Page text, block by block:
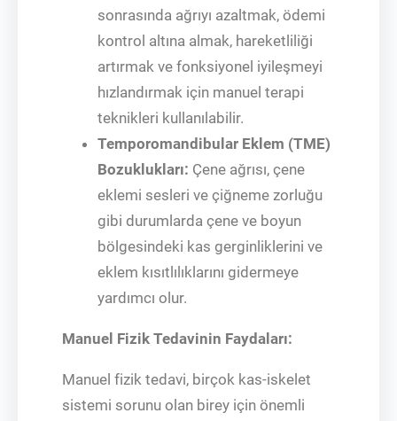
sonrasında ağrıyı azaltmak, ödemi
kontrol altına almak, hareketliliği
artırmak ve fonksiyonel iyileşmeyi
hızlandırmak için manuel terapi
teknikleri kullanılabilir.
Temporomandibular Eklem (TME)
Bozuklukları: Çene ağrısı, çene
eklemi sesleri ve çiğneme zorluğu
gibi durumlarda çene ve boyun
bölgesindeki kas gerginliklerini ve
eklem kısıtlılıklarını gidermeye
yardımcı olur.
Manuel Fizik Tedavinin Faydaları:
Manuel fizik tedavi, birçok kas-iskelet
sistemi sorunu olan birey için önemli